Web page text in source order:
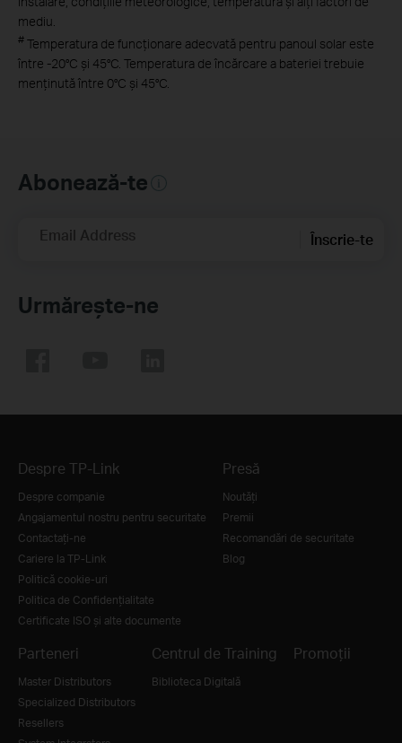
mediu
# Temperatura de funcționare adecvată pentru panoul solar este
între -20°C și 45°C. Temperatura de încărcare a bateriei trebuie
menținută între 0°C și 45°C
Abonează-te
Email Address Înscrie-te
Urmărește-ne
Despre TP-Link
Despre companie
Angajamentul nostru pentru securitate
Contactați-ne
Cariere la TP-Link
Politică cookie-uri
Politica de Confidențialitate
Certificate ISO și alte documente
Presă
Noutăţi
Premii
Recomandări de securitate
Blog
Parteneri
Master Distributors
Specialized Distributors
Resellers
Centrul de Training
Biblioteca Digitală
Promoții